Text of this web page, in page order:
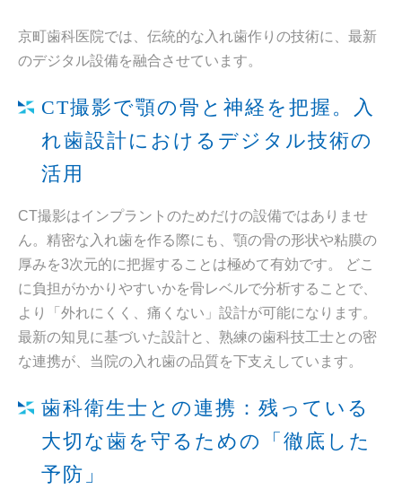
京町歯科医院では、伝統的な入れ歯作りの技術に、最新
のデジタル設備を融合させています。
CT撮影で顎の骨と神経を把握。入
れ歯設計におけるデジタル技術の
活用
CT撮影はインプラントのためだけの設備ではありませ
ん。精密な入れ歯を作る際にも、顎の骨の形状や粘膜の
厚みを3次元的に把握することは極めて有効です。 どこ
に負担がかかりやすいかを骨レベルで分析することで、
より「外れにくく、痛くない」設計が可能になります。
最新の知見に基づいた設計と、熟練の歯科技工士との密
な連携が、当院の入れ歯の品質を下支えしています。
歯科衛生士との連携：残っている
大切な歯を守るための「徹底した
予防」